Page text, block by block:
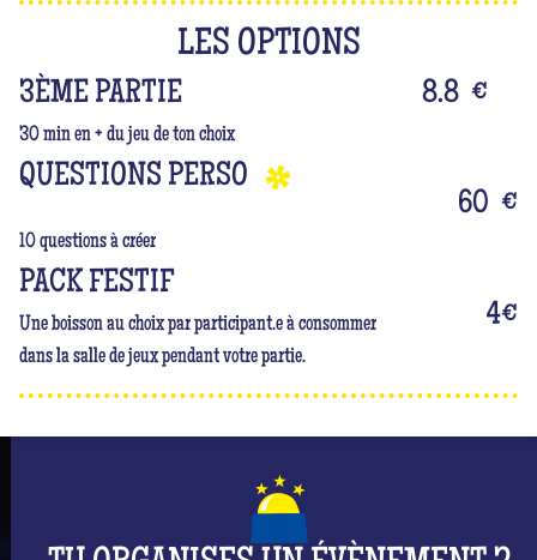
Mais n'oublie pas que tu es surtout là pour t'amuser
et passer un moment inoubliable dont elle sera le
LES OPTIONS
3ÈME PARTIE
30 min en + du jeu de ton choix
8.8 €
QUESTIONS PERSO
10 questions à créer
60 €
PACK FESTIF
Une boisson au choix par participant.e à consommer
dans la salle de jeux pendant votre partie.
4€